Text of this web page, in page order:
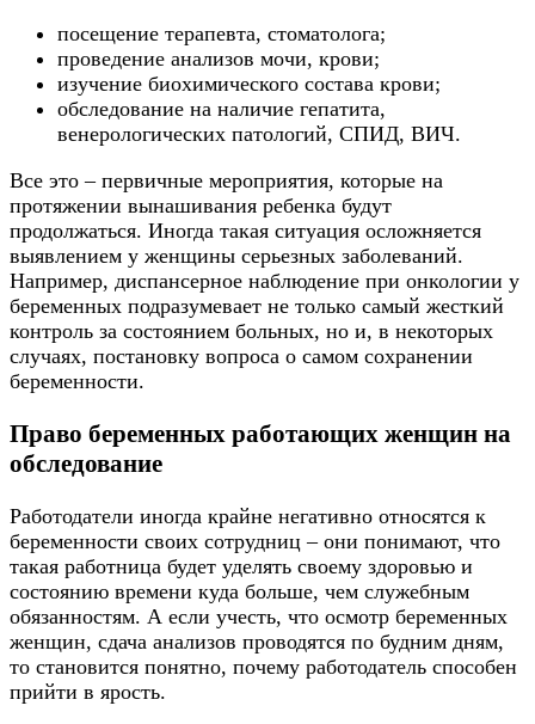
посещение терапевта, стоматолога;
проведение анализов мочи, крови;
изучение биохимического состава крови;
обследование на наличие гепатита,
венерологических патологий, СПИД, ВИЧ.
Все это – первичные мероприятия, которые на
протяжении вынашивания ребенка будут
продолжаться. Иногда такая ситуация осложняется
выявлением у женщины серьезных заболеваний.
Например, диспансерное наблюдение при онкологии у
беременных подразумевает не только самый жесткий
контроль за состоянием больных, но и, в некоторых
случаях, постановку вопроса о самом сохранении
беременности.
Право беременных работающих женщин на
обследование
Работодатели иногда крайне негативно относятся к
беременности своих сотрудниц – они понимают, что
такая работница будет уделять своему здоровью и
состоянию времени куда больше, чем служебным
обязанностям. А если учесть, что осмотр беременных
женщин, сдача анализов проводятся по будним дням,
то становится понятно, почему работодатель способен
прийти в ярость.